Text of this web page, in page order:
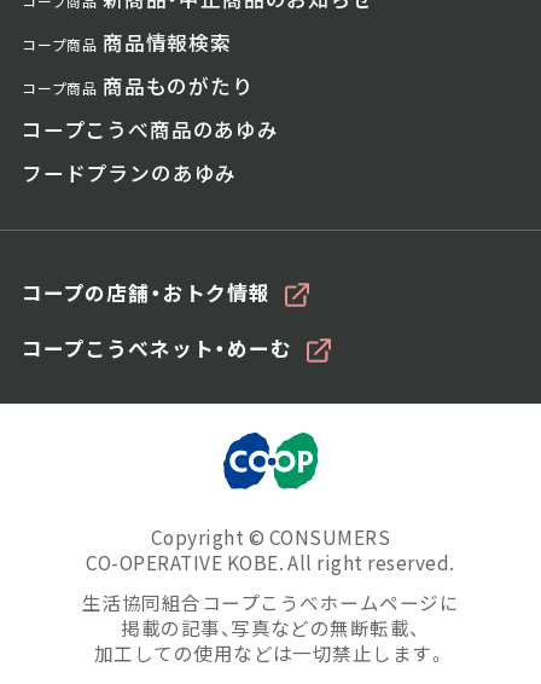
コープ商品 商品情報検索
コープ商品 商品ものがたり
コープこうべ商品のあゆみ
フードプランのあゆみ
コープの店舗・おトク情報
コープこうべネット・めーむ
Copyright © CONSUMERS
CO-OPERATIVE KOBE. All right reserved.
生活協同組合コープこうべホームページに
掲載の記事、写真などの無断転載、
加工しての使用などは一切禁止します。